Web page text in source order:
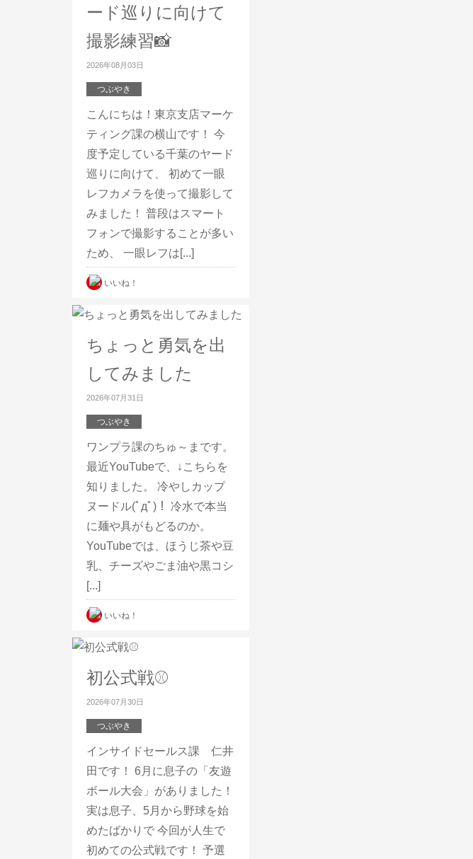
ード巡りに向けて
撮影練習📸
2026年08月03日
つぶやき
こんにちは！東京支店マーケ
ティング課の横山です！ 今
度予定している千葉のヤード
巡りに向けて、 初めて一眼
レフカメラを使って撮影して
みました！ 普段はスマート
フォンで撮影することが多い
ため、 一眼レフは[...]
いいね！
ちょっと勇気を出
してみました
2026年07月31日
つぶやき
ワンプラ課のちゅ～まです。
最近YouTubeで、↓こちらを
知りました。 冷やしカップ
ヌードル(ﾟдﾟ)！ 冷水で本当
に麺や具がもどるのか。
YouTubeでは、ほうじ茶や豆
乳、チーズやごま油や黒コシ
[...]
いいね！
初公式戦⚾
2026年07月30日
つぶやき
インサイドセールス課 仁井
田です！ 6月に息子の「友遊
ボール大会」がありました！
実は息子、5月から野球を始
めたばかりで 今回が人生で
初めての公式戦です！ 予選